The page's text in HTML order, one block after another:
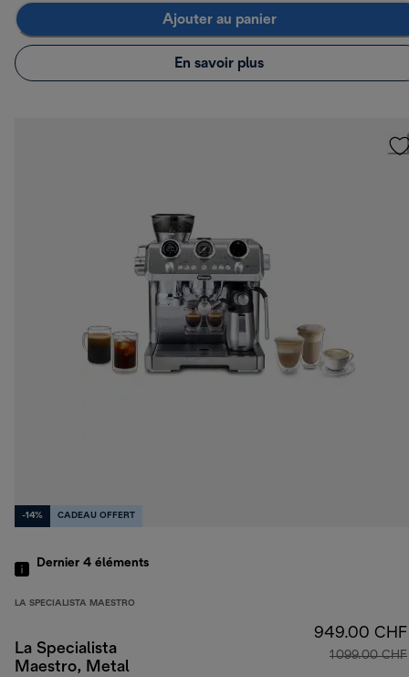
Ajouter au panier
En savoir plus
-14% CADEAU OFFERT
Dernier 4 éléments
LA SPECIALISTA MAESTRO
La Specialista
Maestro, Metal
949.00 CHF
1 099.00 CHF